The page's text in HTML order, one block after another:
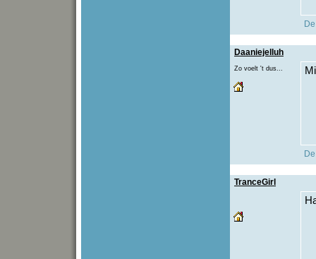
Daaniejelluh
Zo voelt 't dus...
TranceGirl